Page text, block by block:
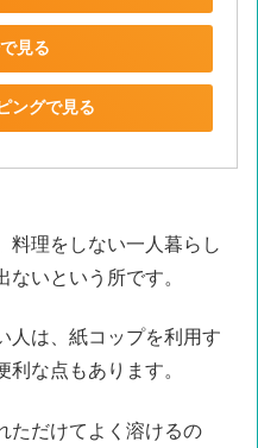
見る
ングで見る
料理をしない一人暮らし
いという所です。
人は、紙コップを利用す
な点もあります。
ただけてよく溶けるの